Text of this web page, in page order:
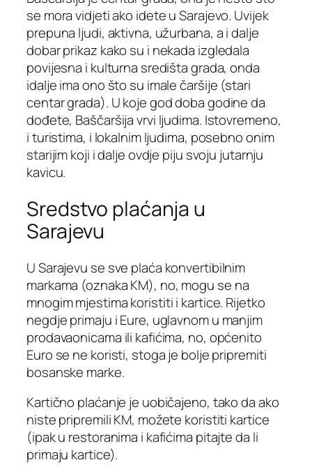
se mora vidjeti ako idete u Sarajevo. Uvijek
prepuna ljudi, aktivna, užurbana, a i dalje
dobar prikaz kako su i nekada izgledala
povijesna i kulturna središta grada, onda
idalje ima ono što su imale čaršije (stari
centar grada). U koje god doba godine da
dođete, Baščaršija vrvi ljudima. Istovremeno,
i turistima, i lokalnim ljudima, posebno onim
starijim koji i dalje ovdje piju svoju jutarnju
kavicu.
Sredstvo plaćanja u
Sarajevu
U Sarajevu se sve plaća konvertibilnim
markama (oznaka KM), no, mogu se na
mnogim mjestima koristiti i kartice. Rijetko
negdje primaju i Eure, uglavnom u manjim
prodavaonicama ili kafićima, no, općenito
Euro se ne koristi, stoga je bolje pripremiti
bosanske marke.
Kartično plaćanje je uobičajeno, tako da ako
niste pripremili KM, možete koristiti kartice
(ipak u restoranima i kafićima pitajte da li
primaju kartice).